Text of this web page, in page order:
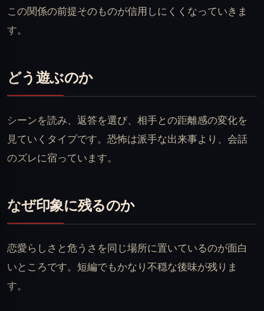
この関係の前提そのものが信用しにくくなっていきま
す。
どう遊ぶのか
シーンを読み、返答を選び、相手との距離感の変化を
見ていくタイプです。恐怖は派手な出来事より、会話
のズレに宿っています。
なぜ印象に残るのか
恋愛らしさと危うさを同じ場所に置いているのが面白
いところです。短編でもかなり不穏な後味が残りま
す。